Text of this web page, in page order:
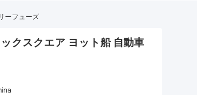
ーフューズ
クスクエア ヨット船 自動車